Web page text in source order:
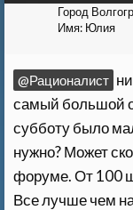
Город
Имя: Юлия
@Рационалист
самый большой
субботу было
нужно? Может
форуме. От 100
Все лучше чем